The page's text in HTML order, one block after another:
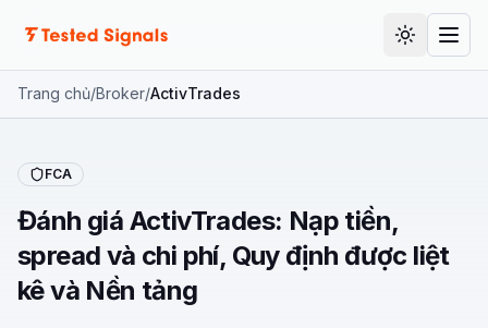
Đổi giao
Trang chủ/Broker/ActivTrades
FCA
Đánh giá ActivTrades: Nạp tiền,
spread và chi phí, Quy định được liệt
kê và Nền tảng